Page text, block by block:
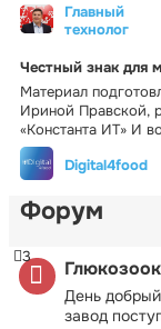
Главный
технолог
Честный знак для
Материал
Ириной Правской,
«Константа ИТ» И
Digital4food
Форум
День
завод
3